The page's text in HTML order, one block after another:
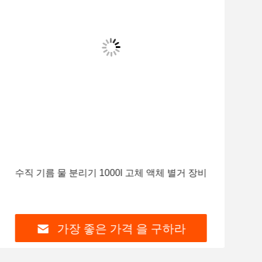
수직 기름 물 분리기 1000l 고체 액체 별거 장비
가장 좋은 가격 을 구하라